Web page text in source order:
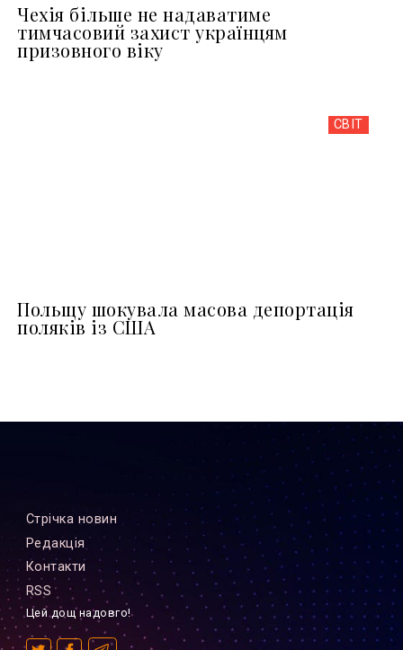
Чехія більше не надаватиме
тимчасовий захист українцям
призовного віку
СВІТ
Польщу шокувала масова депортація
поляків із США
Стрiчка новин
Редакцiя
Контакти
RSS
Цей дощ надовго!